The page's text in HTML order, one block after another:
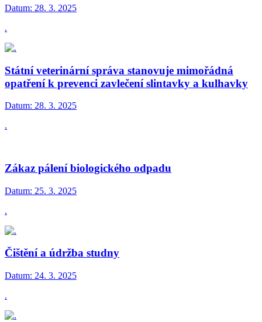
Datum: 28. 3. 2025
.
Státní veterinární správa stanovuje mimořádná
opatření k prevenci zavlečení slintavky a kulhavky
Datum: 28. 3. 2025
.
Zákaz pálení biologického odpadu
Datum: 25. 3. 2025
.
Čištění a údržba studny
Datum: 24. 3. 2025
.